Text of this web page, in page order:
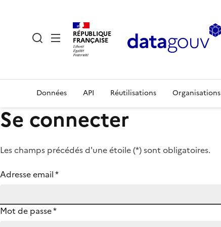
RÉPUBLIQUE
FRANÇAISE
Données API Réutilisations Organisations
Se connecter
Les champs précédés d'une étoile (*) sont obligatoires.
Adresse email*
Mot de passe*